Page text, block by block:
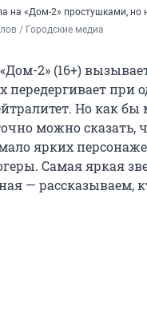
на «Дом-2» простушками, но
/ Городские медиа
2» (16+)
передергивает при
Но как бы
можно сказать,
ярких
Самая яркая
— рассказываем,